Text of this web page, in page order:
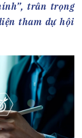
trân trọng
tham dự hội